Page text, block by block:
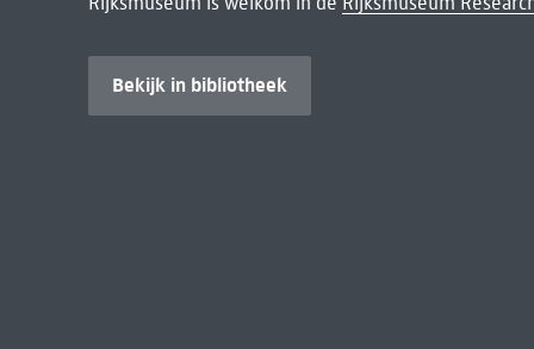
Bekijk in bibliotheek